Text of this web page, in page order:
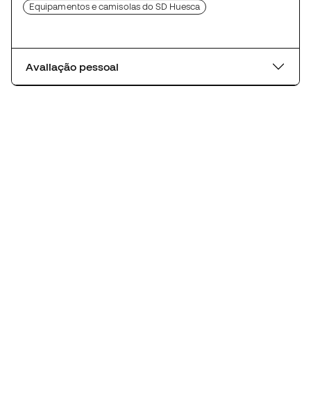
Equipamentos e camisolas do SD Huesca
Avaliação pessoal